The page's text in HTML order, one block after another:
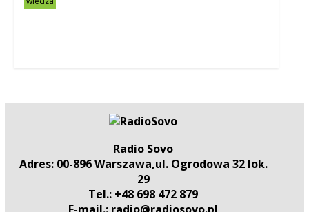
Radio Sovo
Adres: 00-896 Warszawa,ul. Ogrodowa 32 lok.
29
Tel.: +48 698 472 879